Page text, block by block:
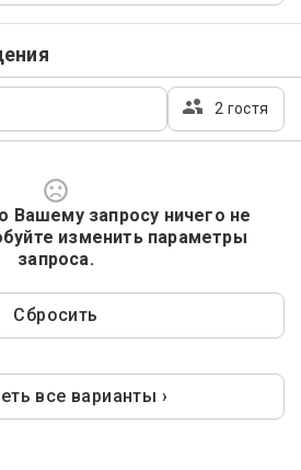
2 гостя
Вашему запросу ничего не
изменить параметры
запроса.
Сбросить
все варианты ›